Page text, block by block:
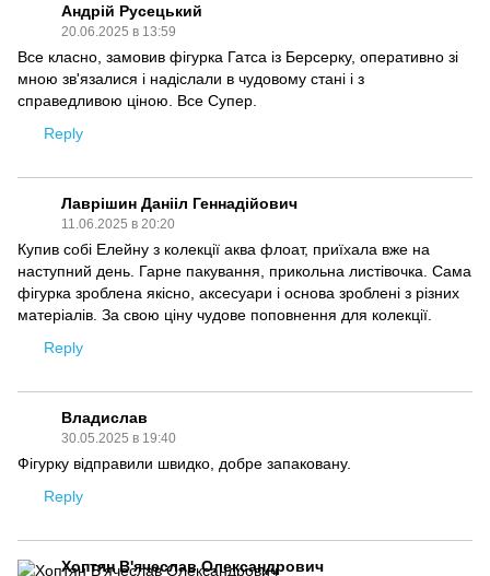
Андрій Русецький
20.06.2025 в 13:59
Все класно, замовив фігурка Гатса із Берсерку, оперативно зі
мною зв'язалися і надіслали в чудовому стані і з
справедливою ціною. Все Супер.
Reply
Лаврішин Данііл Геннадійович
11.06.2025 в 20:20
Купив собі Елейну з колекції аква флоат, приїхала вже на
наступний день. Гарне пакування, прикольна листівочка. Сама
фігурка зроблена якісно, аксесуари і основа зроблені з різних
матеріалів. За свою ціну чудове поповнення для колекції.
Reply
Владислав
30.05.2025 в 19:40
Фігурку відправили швидко, добре запаковану.
Reply
Хоптян В'ячеслав Олександрович